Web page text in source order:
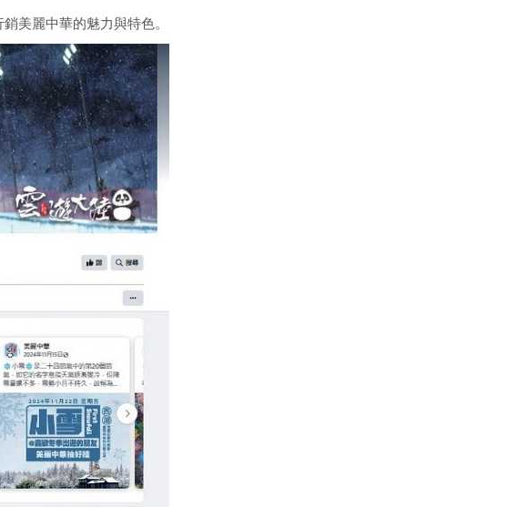
美麗中華的魅力與特色。